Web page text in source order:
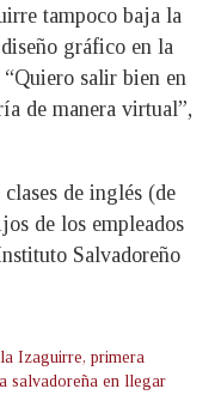
tampoco baja la
gráfico en la
salir bien en
de manera virtual”,
de inglés (de
de los empleados
Salvadoreño
Izaguirre, primera
salvadoreña en llegar